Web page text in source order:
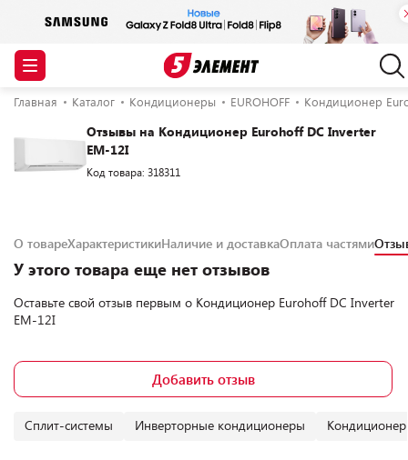
Главная Каталог Кондиционеры EUROHOFF Кондиционер
Отзывы на Кондиционер Eurohoff DC Inverter
EM-12I
Код товара: 318311
О товареХарактеристикиНаличие и доставкаОплата частями
У этого товара еще нет отзывов
Оставьте свой отзыв первым о Кондиционер Eurohoff DC Inverter
EM-12I
Добавить отзыв
Сплит-системы Инверторные кондиционеры